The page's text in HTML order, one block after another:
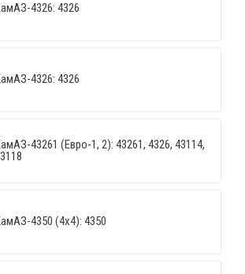
4326: 4326
4326: 4326
43261 (Евро-1, 2): 43261, 4326, 43114,
4350 (4х4): 4350